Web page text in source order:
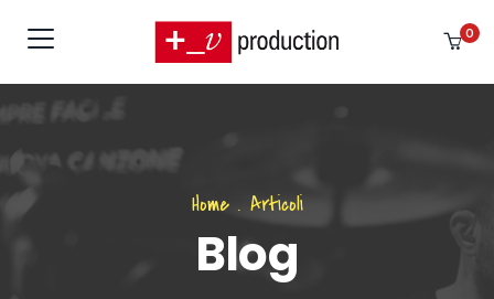
0
Home. Articoli
Blog